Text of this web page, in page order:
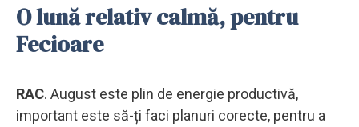
O lună relativ calmă, pentru
Fecioare
RAC. August este plin de energie productivă,
important este să-ți faci planuri corecte, pentru a